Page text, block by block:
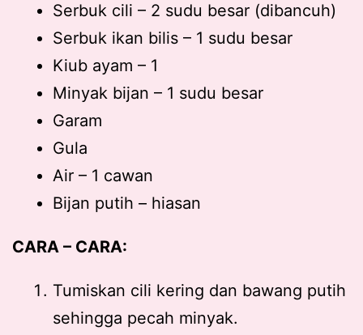
Serbuk cili – 2 sudu besar (dibancuh)
Serbuk ikan bilis – 1 sudu besar
Kiub ayam – 1
Minyak bijan – 1 sudu besar
Garam
Gula
Air – 1 cawan
Bijan putih – hiasan
CARA – CARA:
Tumiskan cili kering dan bawang putih
sehingga pecah minyak.